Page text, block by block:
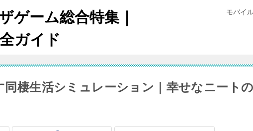
ゲーム総合特集｜
ガイド
モバイ
棲生活シミュレーション｜幸せなニート